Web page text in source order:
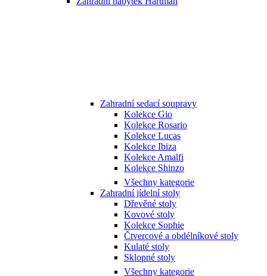
Zahradní sedací soupravy
Kolekce Gio
Kolekce Rosario
Kolekce Lucas
Kolekce Ibiza
Kolekce Amalfi
Kolekce Shinzo
Všechny kategorie
Zahradní jídelní stoly
Dřevěné stoly
Kovové stoly
Kolekce Sophie
Čtvercové a obdélníkové stoly
Kulaté stoly
Sklopné stoly
Všechny kategorie